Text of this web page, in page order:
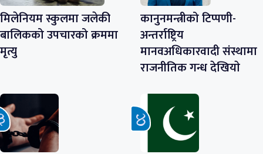
मिलेनियम स्कुलमा जलेकी
बालिकको उपचारको क्रममा
मृत्यु
कानुनमन्त्रीको टिप्पणी-
अन्तर्राष्ट्रिय
मानवअधिकारवादी संस्थामा
राजनीतिक गन्ध देखियाे